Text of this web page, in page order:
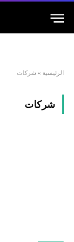
الرئيسية » شركات
شركات